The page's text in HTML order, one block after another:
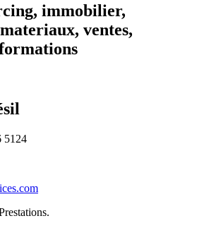
immobilier,
ventes,
5124